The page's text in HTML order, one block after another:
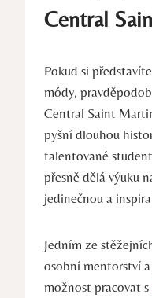
Central
Pokud si
módy,
‍Central‍ Saint
pyšní dlouhou
talentované⁤
přesně dělá výuku
jedinečnou ​a
Jedním ze
osobní mentorství
možnost pracovat s